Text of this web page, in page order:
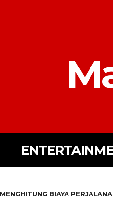
MENGHITUNG BIAYA